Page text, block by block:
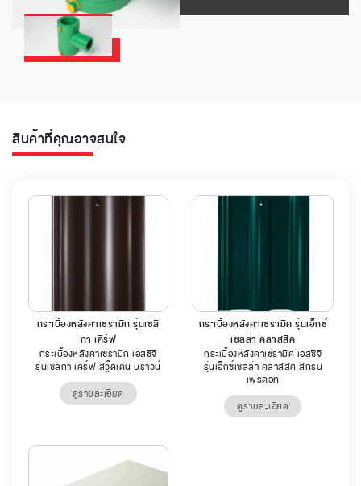
สินค้าที่คุณอาจสนใจ
กระเบื้องหลังคาเซรามิก รุ่นเซลิ
กา เคิร์ฟ
กระเบื้องหลังคาเซรามิก เอสซีจี
รุ่นเซลิกา เคิร์ฟ สีวู๊ดเดน บราวน์
ดูรายละเอียด
กระเบื้องหลังคาเซรามิค รุ่นเอ็กซ์
เซลล่า คลาสสิค
กระเบื้องหลังคาเซรามิค เอสซีจี
รุ่นเอ็กซ์เซลล่า คลาสสิค สีกรีน
เพริดอท
ดูรายละเอียด